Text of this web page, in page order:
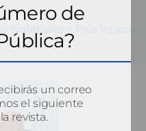
Notariales - País Vasco
de
un correo
el siguiente
revista.